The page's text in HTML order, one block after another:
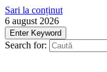
Sari la conținut
6 august 2026
Enter Keyword
Search for: